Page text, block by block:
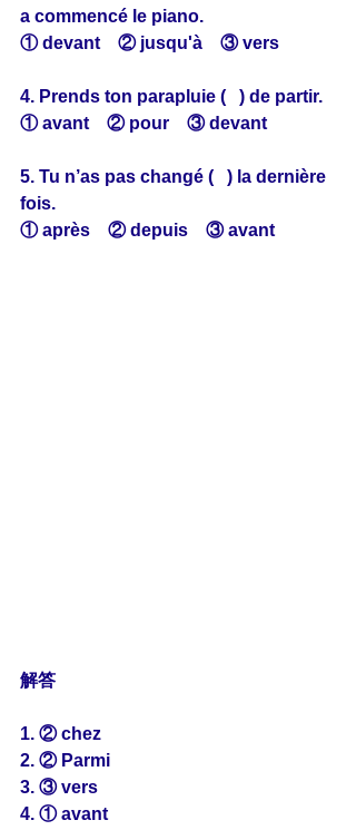
a commencé le piano.
① devant　② jusqu'à　③ vers
4. Prends ton parapluie (   ) de partir.
① avant　② pour　③ devant
5. Tu n’as pas changé (   ) la dernière
fois.
① après　② depuis　③ avant
解答
1. ② chez
2. ② Parmi
3. ③ vers
4. ① avant